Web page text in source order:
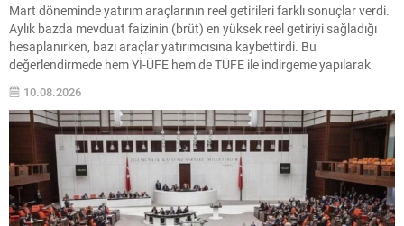
Mart döneminde yatırım araçlarının reel getirileri farklı sonuçlar verdi.
Aylık bazda mevduat faizinin (brüt) en yüksek reel getiriyi sağladığı
hesaplanırken, bazı araçlar yatırımcısına kaybettirdi. Bu
değerlendirmede hem Yİ-ÜFE hem de TÜFE ile indirgeme yapılarak
performanslar karşılaştırıldı. Ay ve Kısa Dönem Performansları Aylık
değerlendirme: Yİ-ÜFE ile indirgendiğinde mevduat faizi (brüt)
%1,55;...
10.08.2026